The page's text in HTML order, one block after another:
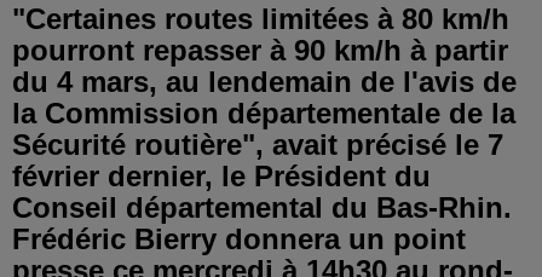
"Certaines routes limitées à 80 km/h
pourront repasser à 90 km/h à partir
du 4 mars, au lendemain de l'avis de
la Commission départementale de la
Sécurité routière", avait précisé le 7
février dernier, le Président du
Conseil départemental du Bas-Rhin.
Frédéric Bierry donnera un point
presse ce mercredi à 14h30 au rond-